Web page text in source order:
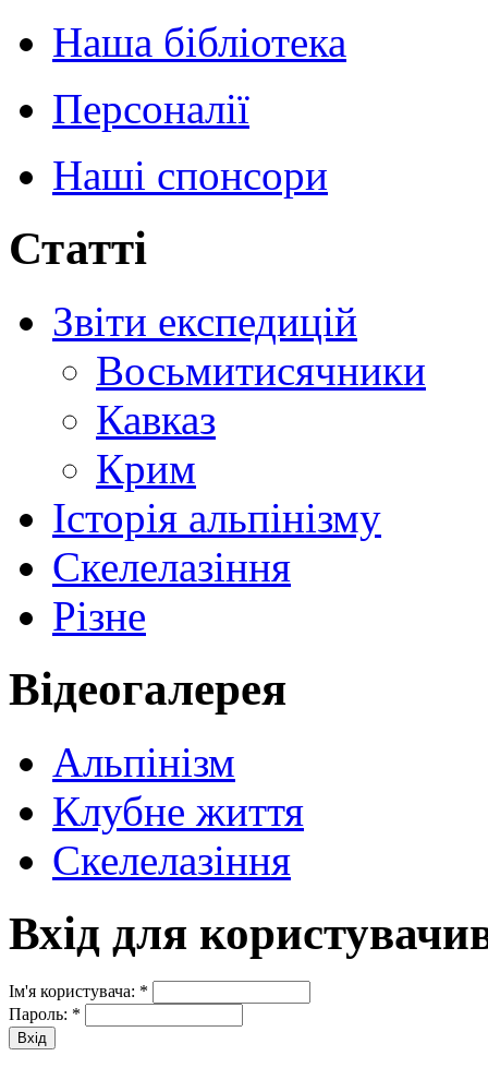
Наша бібліотека
Персоналії
Наші спонсори
Статті
Звіти експедицій
Восьмитисячники
Кавказ
Крим
Історія альпінізму
Скелелазіння
Різне
Відеогалерея
Альпінізм
Клубне життя
Скелелазіння
Вхід для
Ім'я користувача: *
Пароль: *